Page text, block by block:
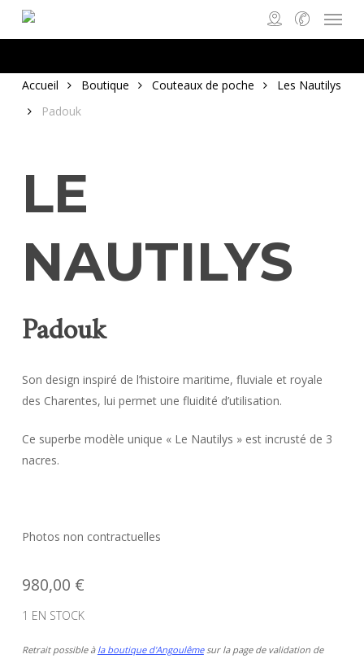
content
Menu
Accueil Boutique Couteaux de poche
Les Nautilys
Padouk
LE
NAUTILYS
Padouk
Son design inspiré de l’histoire maritime, fluviale et royale
des Charentes, lui permet une fluidité d’utilisation.
Ce superbe modèle unique « Le Nautilys » est incrusté de 3
nacres.
Photos non contractuelles
980,00 €
1 EN STOCK
Retrait possible à la boutique d'Angoulêmesur la page de validation de